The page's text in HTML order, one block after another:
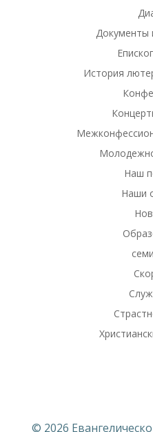
Документы
История
Наш
Наши
© 2026